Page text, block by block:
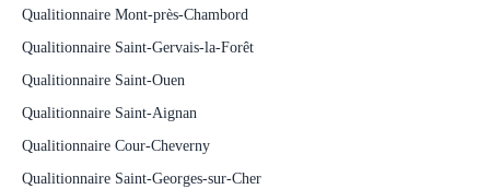
Qualitionnaire Mont-près-Chambord
Qualitionnaire Saint-Gervais-la-Forêt
Qualitionnaire Saint-Ouen
Qualitionnaire Saint-Aignan
Qualitionnaire Cour-Cheverny
Qualitionnaire Saint-Georges-sur-Cher